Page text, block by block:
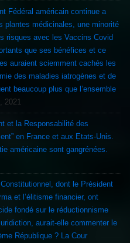
Fédéral américain continue a
plantes médicinales, une minorité
risques avec les Vaccins Covid
que ses bénéfices et ce
auraient sciemment cachés les
des maladies iatrogènes et de
beaucoup plus que l’ensemble
2021
et la Responsabilité des
en France et aux Etats-Unis.
américaine sont gangrénées.
dont le Président
et l’élitisme financier, ont
fondé sur le réductionnisme
aurait-elle commenter le
République ? La Cour